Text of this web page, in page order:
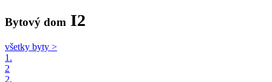
Bytový dom I2
všetky byty >
1.
2
2.